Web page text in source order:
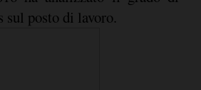
sul posto di lavoro.